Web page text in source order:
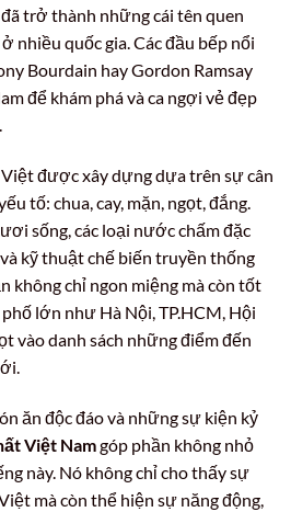
trở thành những cái tên quen
nhiều quốc gia. Các đầu bếp nổi
Bourdain hay Gordon Ramsay
để khám phá và ca ngợi vẻ đẹp
được xây dựng dựa trên sự cân
tố: chua, cay, mặn, ngọt, đắng.
sống, các loại nước chấm đặc
kỹ thuật chế biến truyền thống
không chỉ ngon miệng mà còn tốt
lớn như Hà Nội, TP.HCM, Hội
vào danh sách những điểm đến
ăn độc đáo và những sự kiện kỷ
Việt Namgóp phần không nhỏ
này. Nó không chỉ cho thấy sự
mà còn thể hiện sự năng động,